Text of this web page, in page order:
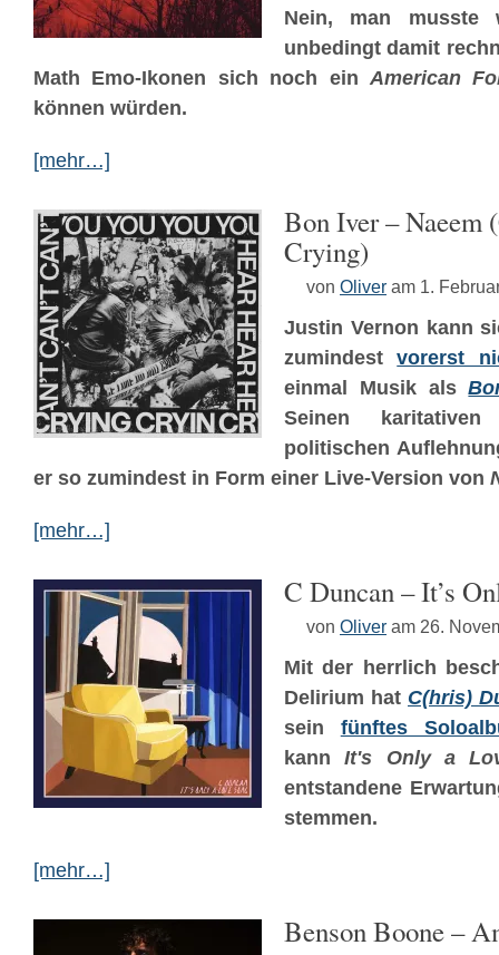
Nein, man musste
unbedingt damit
Math Emo-Ikonen sich noch ein American
können würden.
[mehr…]
Bon Iver – Naeem
Crying)
von Oliver am 1.
Justin Vernon kann
zumindestvorerst
einmal Musik als
Seinen
politischen
er so zumindest in Form einer Live-Version von
[mehr…]
C Duncan – It’s
von Oliver am 26.
Mit der herrlich
Delirium hat C(hris)
sein fünftes
kannIt's Only a
entstandene
stemmen.
[mehr…]
Benson Boone –